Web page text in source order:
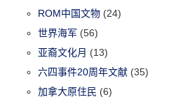
ROM中国文物 (24)
世界海军 (56)
亚裔文化月 (13)
六四事件20周年文献 (35)
加拿大原住民 (6)